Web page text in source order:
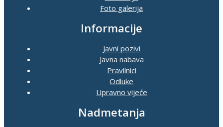
Foto galerija
Informacije
Javni pozivi
Javna nabava
Pravilnici
Odluke
Upravno vijeće
Nadmetanja